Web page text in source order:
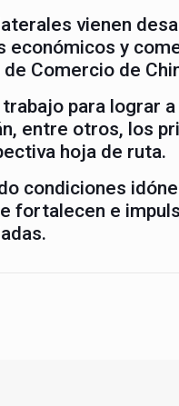
vienen
económicos y
Comercio de
para lograr
entre otros, los
hoja de ruta.
condiciones
fortalecen e